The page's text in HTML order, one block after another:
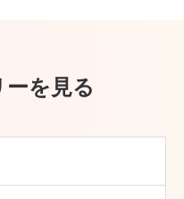
を見る